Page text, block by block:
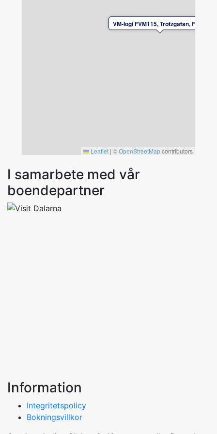
VM-logi FVM115, Trotzgatan, Falun
Leaflet | ©OpenStreetMapcontributors
I samarbete med vår
boendepartner
Information
Integritetspolicy
Bokningsvillkor